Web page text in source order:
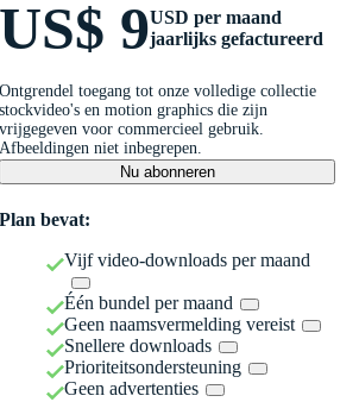
US$ 9USD per maand
jaarlijks gefactureerd
Ontgrendel toegang tot onze volledige collectie
stockvideo's en motion graphics die zijn
vrijgegeven voor commercieel gebruik.
Afbeeldingen niet inbegrepen.
Nu abonneren
Plan bevat:
Vijf video-downloads per maand
Één bundel per maand
Geen naamsvermelding vereist
Snellere downloads
Prioriteitsondersteuning
Geen advertenties